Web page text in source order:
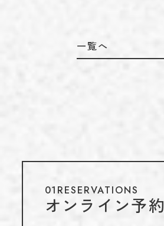
一覧へ
01 RESERVATIONS
オンライン予約